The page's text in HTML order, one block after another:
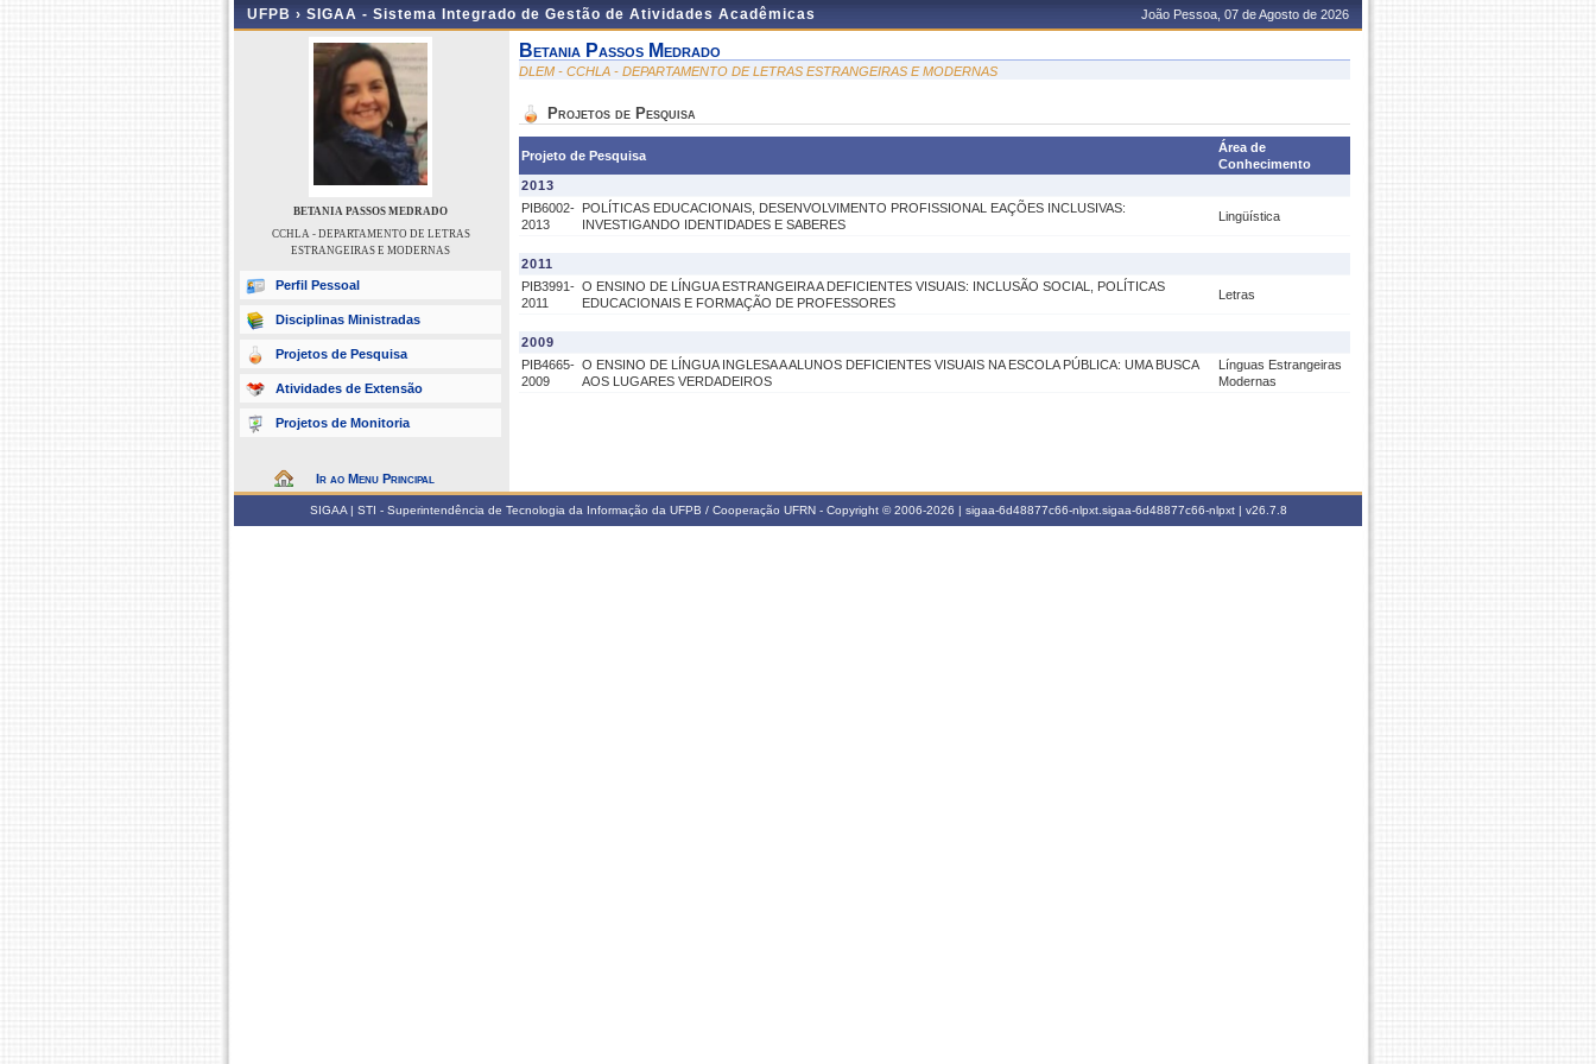
UFPB › SIGAA - Sistema Integrado de Gestão de Atividades Acadêmicas João Pessoa, 07 de Agosto de 2026
BETANIA PASSOS MEDRADO
CCHLA - DEPARTAMENTO DE LETRAS
ESTRANGEIRAS E MODERNAS
Perfil Pessoal
Disciplinas Ministradas
Projetos de Pesquisa
Atividades de Extensão
Projetos de Monitoria
Ir ao Menu Principal
Betania Passos Medrado
DLEM - CCHLA - DEPARTAMENTO DE LETRAS ESTRANGEIRAS E MODERNAS
Projetos de Pesquisa
Projeto de Pesquisa
Área de
Conhecimento
2013
PIB6002-
2013
POLÍTICAS EDUCACIONAIS, DESENVOLVIMENTO PROFISSIONAL EAÇÕES INCLUSIVAS:
INVESTIGANDO IDENTIDADES E SABERES
Lingüística
2011
PIB3991-
2011
O ENSINO DE LÍNGUA ESTRANGEIRA A DEFICIENTES VISUAIS: INCLUSÃO SOCIAL, POLÍTICAS
EDUCACIONAIS E FORMAÇÃO DE PROFESSORES
Letras
2009
PIB4665-
2009
O ENSINO DE LÍNGUA INGLESA A ALUNOS DEFICIENTES VISUAIS NA ESCOLA PÚBLICA: UMA BUSCA
AOS LUGARES VERDADEIROS
Línguas Estrangeiras
Modernas
SIGAA | STI - Superintendência de Tecnologia da Informação da UFPB / Cooperação UFRN - Copyright © 2006-2026 | sigaa-6d48877c66-nlpxt.sigaa-6d48877c66-nlpxt | v26.7.8